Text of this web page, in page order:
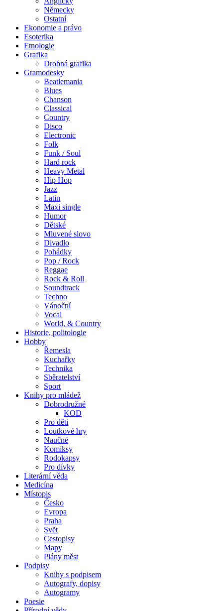
Německy
Ostatní
Ekonomie a právo
Esoterika
Etnologie
Grafika
Drobná grafika
Gramodesky
Beatlemania
Blues
Chanson
Classical
Country
Disco
Electronic
Folk
Funk / Soul
Hard rock
Heavy Metal
Hip Hop
Jazz
Latin
Maxi single
Humor
Dětské
Mluvené slovo
Divadlo
Pohádky
Pop / Rock
Reggae
Rock & Roll
Soundtrack
Techno
Vánoční
Vocal
World, & Country
Historie, politologie
Hobby
Řemesla
Kuchařky
Technika
Sběratelství
Sport
Knihy pro mládež
Dobrodružné
KOD
Pro děti
Loutkové hry
Naučné
Komiksy
Rodokapsy
Pro dívky
Literární věda
Medicína
Místopis
Česko
Evropa
Praha
Svět
Cestopisy
Mapy
Plány měst
Podpisy
Knihy s podpisem
Autografy, dopisy
Autogramy
Poesie